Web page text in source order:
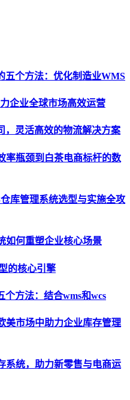
五个方法：优化制造业WMS
企业全球市场高效运营
，灵活高效的物流解决方案
率瓶颈到白茶电商标杆的数
库管理系统选型与实施全攻
如何重塑企业核心场景
的核心引擎
个方法：结合wms和wcs
美市场中助力企业库存管理
系统，助力新零售与电商运